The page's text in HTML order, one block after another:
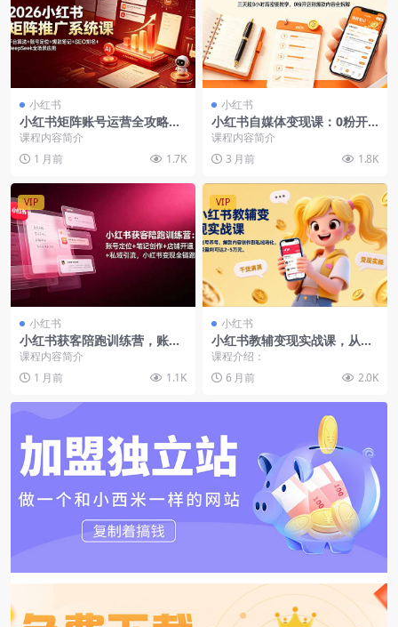
小红书
小红书矩阵账号运营全攻略，
流量属性算法推流定位起号选
题爆款笔记
课程内容简介
1 月前
1.7K
小红书
小红书自媒体变现课：0粉开
店+违禁词避坑+直播间搭建，
系统干货
课程内容简介
3 月前
1.8K
VIP
小红书
小红书获客陪跑训练营，账号
搭建变现全链路，从0到1打造
赚钱账号
课程内容简介
1 月前
1.1K
VIP
小红书
小红书教辅变现实战课，从账
号养号、爆款内容创作到私域
转化，单月盈利可达2-5万元
课程介绍：
6 月前
2.0K